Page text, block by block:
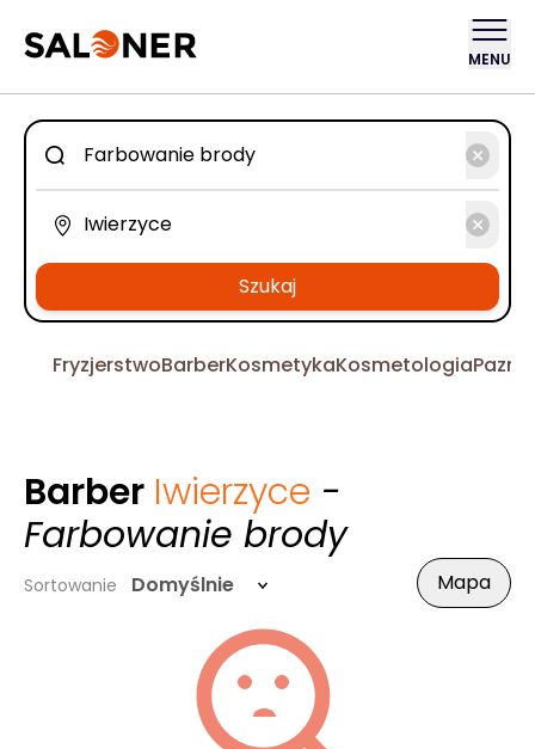
MENU
Szukaj
FryzjerstwoBarberKosmetykaKosmetologia
Barber Iwierzyce -
Farbowanie brody
Sortowanie Domyślnie Mapa